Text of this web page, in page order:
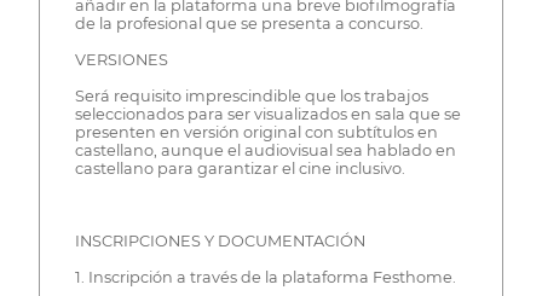
añadir en la plataforma una breve biofilmografía
de la profesional que se presenta a concurso.
VERSIONES
Será requisito imprescindible que los trabajos
seleccionados para ser visualizados en sala que se
presenten en versión original con subtítulos en
castellano, aunque el audiovisual sea hablado en
castellano para garantizar el cine inclusivo.
INSCRIPCIONES Y DOCUMENTACIÓN
1. Inscripción a través de la plataforma Festhome.